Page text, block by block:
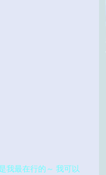
我最在行的～ 我可以